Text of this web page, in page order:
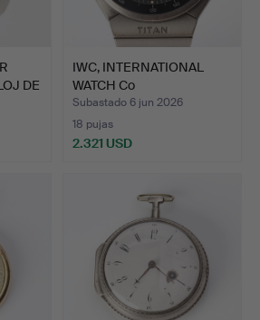
DE
IWC, INTERNATIONAL
WATCH Co
SCHAFFHAUSEN, …
Subastado 6 jun 2026
18 pujas
2.321 USD